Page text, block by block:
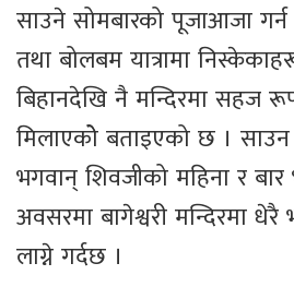
साउने सोमबारको पूजाआजा गर्न
तथा बोलबम यात्रामा
बिहानदेखि नै मन्दिरमा सहज
मिलाएकोे बताइएको छ । साउन
भगवान् शिवजीको महिना र
अवसरमा बागेश्वरी मन्दिरमा
लाग्ने गर्दछ ।